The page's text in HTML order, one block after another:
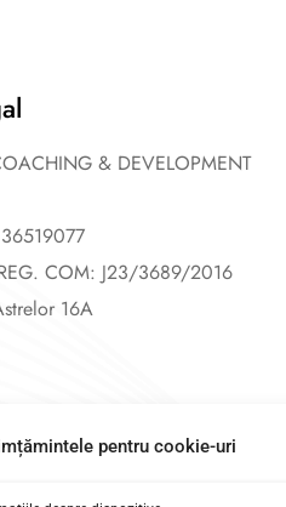
pentru cookie-uri
& DEVELOPMENT
COM: J23/3689/2016
16A